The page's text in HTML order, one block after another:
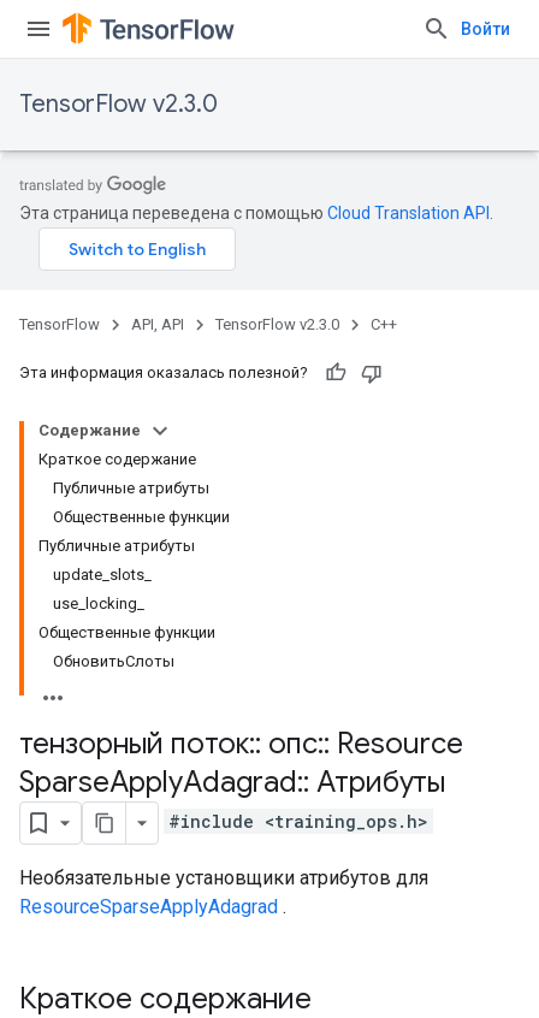
Войти
TensorFlow v2.3.0
Эта страница переведена с помощью Cloud Translation API
TensorFlow API, API TensorFlow v2.3.0 C++
Эта информация оказалась полезной?
Содержание
Краткое содержание
Публичные атрибуты
Общественные функции
Публичные атрибуты
update_slots_
use_locking_
Общественные функции
ОбновитьСлоты
тензорный поток:: опс:: Resource
SparseApplyAdagrad:: Атрибуты
#include <training_ops.h>
Необязательные установщики атрибутов для
ResourceSparseApplyAdagrad .
Краткое содержание